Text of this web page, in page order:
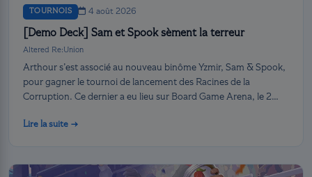
TOURNOIS 4 août 2026
[Demo Deck] Sam et Spook sèment la terreur
Altered Re:Union
Arthour s’est associé au nouveau binôme Yzmir, Sam & Spook,
pour gagner le tournoi de lancement des Racines de la
Corruption. Ce dernier a eu lieu sur Board Game Arena, le 2
Lire la suite →